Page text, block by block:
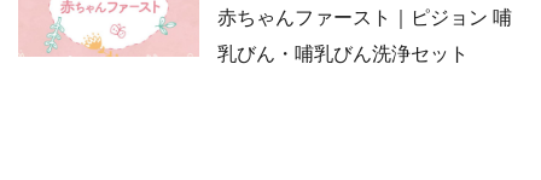
赤ちゃんファースト｜ピジョン 哺
乳びん・哺乳びん洗浄セット